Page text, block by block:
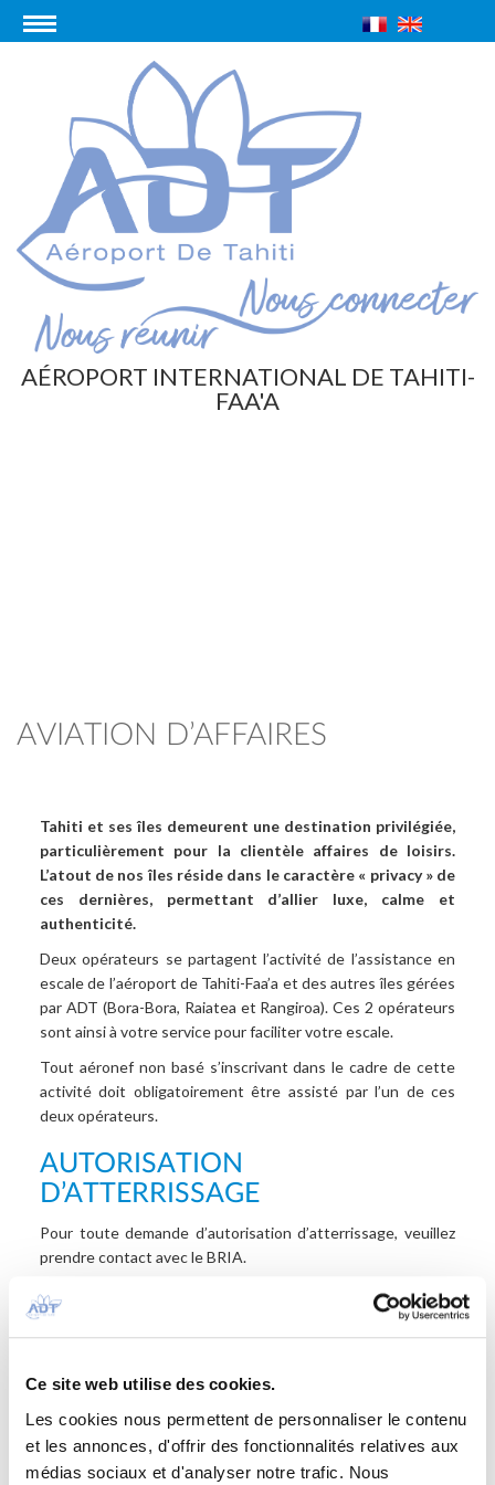
Ce site web utilise des cookies.
Les cookies nous permettent de personnaliser le contenu
et les annonces, d'offrir des fonctionnalités relatives aux
médias sociaux et d'analyser notre trafic. Nous
AÉROPORT INTERNATIONAL DE TAHITI-
FAA'A
AVIATION D’AFFAIRES
Tahiti et ses îles demeurent une destination privilégiée,
particulièrement pour la clientèle affaires de loisirs.
L’atout de nos îles réside dans le caractère « privacy » de
ces dernières, permettant d’allier luxe, calme et
authenticité.
Deux opérateurs se partagent l’activité de l’assistance en
escale de l’aéroport de Tahiti-Faa’a et des autres îles gérées
par ADT (Bora-Bora, Raiatea et Rangiroa). Ces 2 opérateurs
sont ainsi à votre service pour faciliter votre escale.
Tout aéronef non basé s’inscrivant dans le cadre de cette
activité doit obligatoirement être assisté par l’un de ces
deux opérateurs.
AUTORISATION
D’ATTERRISSAGE
Pour toute demande d’autorisation d’atterrissage, veuillez
prendre contact avec le BRIA.
BRIA (Bureau Régional d’Information Aéronautique)
INFORMATION TECHNIQUE OU
OPÉRATIONNELLE
Pour toute demande d’information technique ou